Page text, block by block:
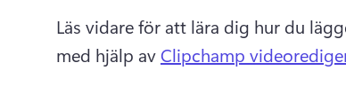
Läs vidare för att lära dig hur du
med hjälp av Clipchamp